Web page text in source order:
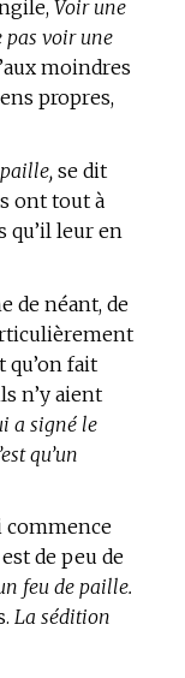
Voir une
pas voir une
moindres
propres,
se dit
ont tout à
qu’il leur en
de néant, de
qu’on fait
n’y aient
a signé le
qu’un
commence
de peu de
feu de paille.
La sédition